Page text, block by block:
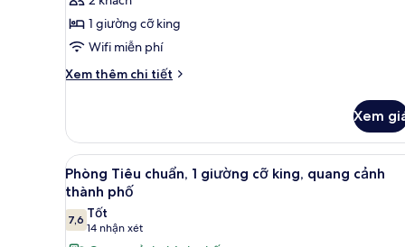
thành
phố
(High
giường
cỡ
king,
phù
người
khuyết
tật
(Communication,
Mobil
Roll-
1 giường cỡ king
Wifi miễn phí
Xem thêm chi tiết
Chi
Phòng,
giường
cỡ
phù
hợp
Xem
Xem
tất
cả
ảnh
Két bảo mật tại phòng, bàn,
8
Phòng Tiêu chuẩn, 1 giường cỡ king, quang cảnh
thành phố
7,67,6 trên 10
Tốt
14 nhận xét
(14